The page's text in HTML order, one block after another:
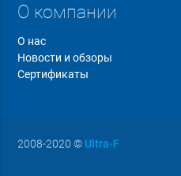
О компании
О нас
Новости и обзоры
Сертификаты
2008-2020 © Ultra-F